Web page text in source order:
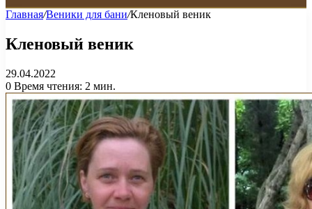
Главная/Веники для бани/Кленовый веник
Кленовый веник
29.04.2022
0 Время чтения: 2 мин.